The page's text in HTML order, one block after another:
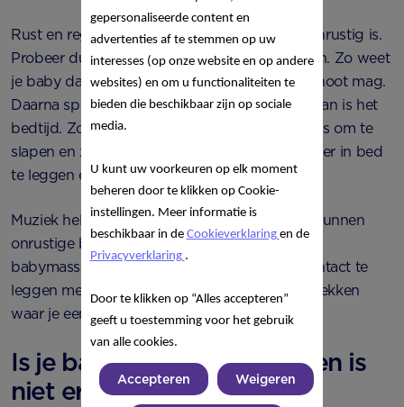
Rust en regelmaat helpt je baby als hij vaak onrustig is.
Probeer dus alles in dezelfde volgorde te doen. Zo weet
je baby dat hij na het voeden nog even op schoot mag.
Daarna speelt je kleine in de box. Gaapt hij? Dan is het
bedtijd. Zo leert hij ook dat de box geen plek is om te
slapen en zijn wieg wel. Probeer je baby wakker in bed
te leggen en stop hem goed in.
Muziek helpt baby's om te ontspannen. Ook kunnen
onrustige baby’s veel baat hebben bij een
babymassage. Dat is een leuke manier om contact te
leggen met je kleine en er zijn verschillende plekken
waar je een babymassage cursus kan volgen.
Is je baby boos? Hulp vragen is
niet erg
gepersonaliseerde content en
advertenties af te stemmen op uw
interesses (op onze website en op andere
websites) en om u functionaliteiten te
bieden die beschikbaar zijn op sociale
media.
U kunt uw voorkeuren op elk moment
beheren door te klikken op Cookie-
instellingen. Meer informatie is
beschikbaar in de Cookieverklaring en de
Privacyverklaring .
Door te klikken op “Alles accepteren”
geeft u toestemming voor het gebruik
van alle cookies.
Accepteren Weigeren